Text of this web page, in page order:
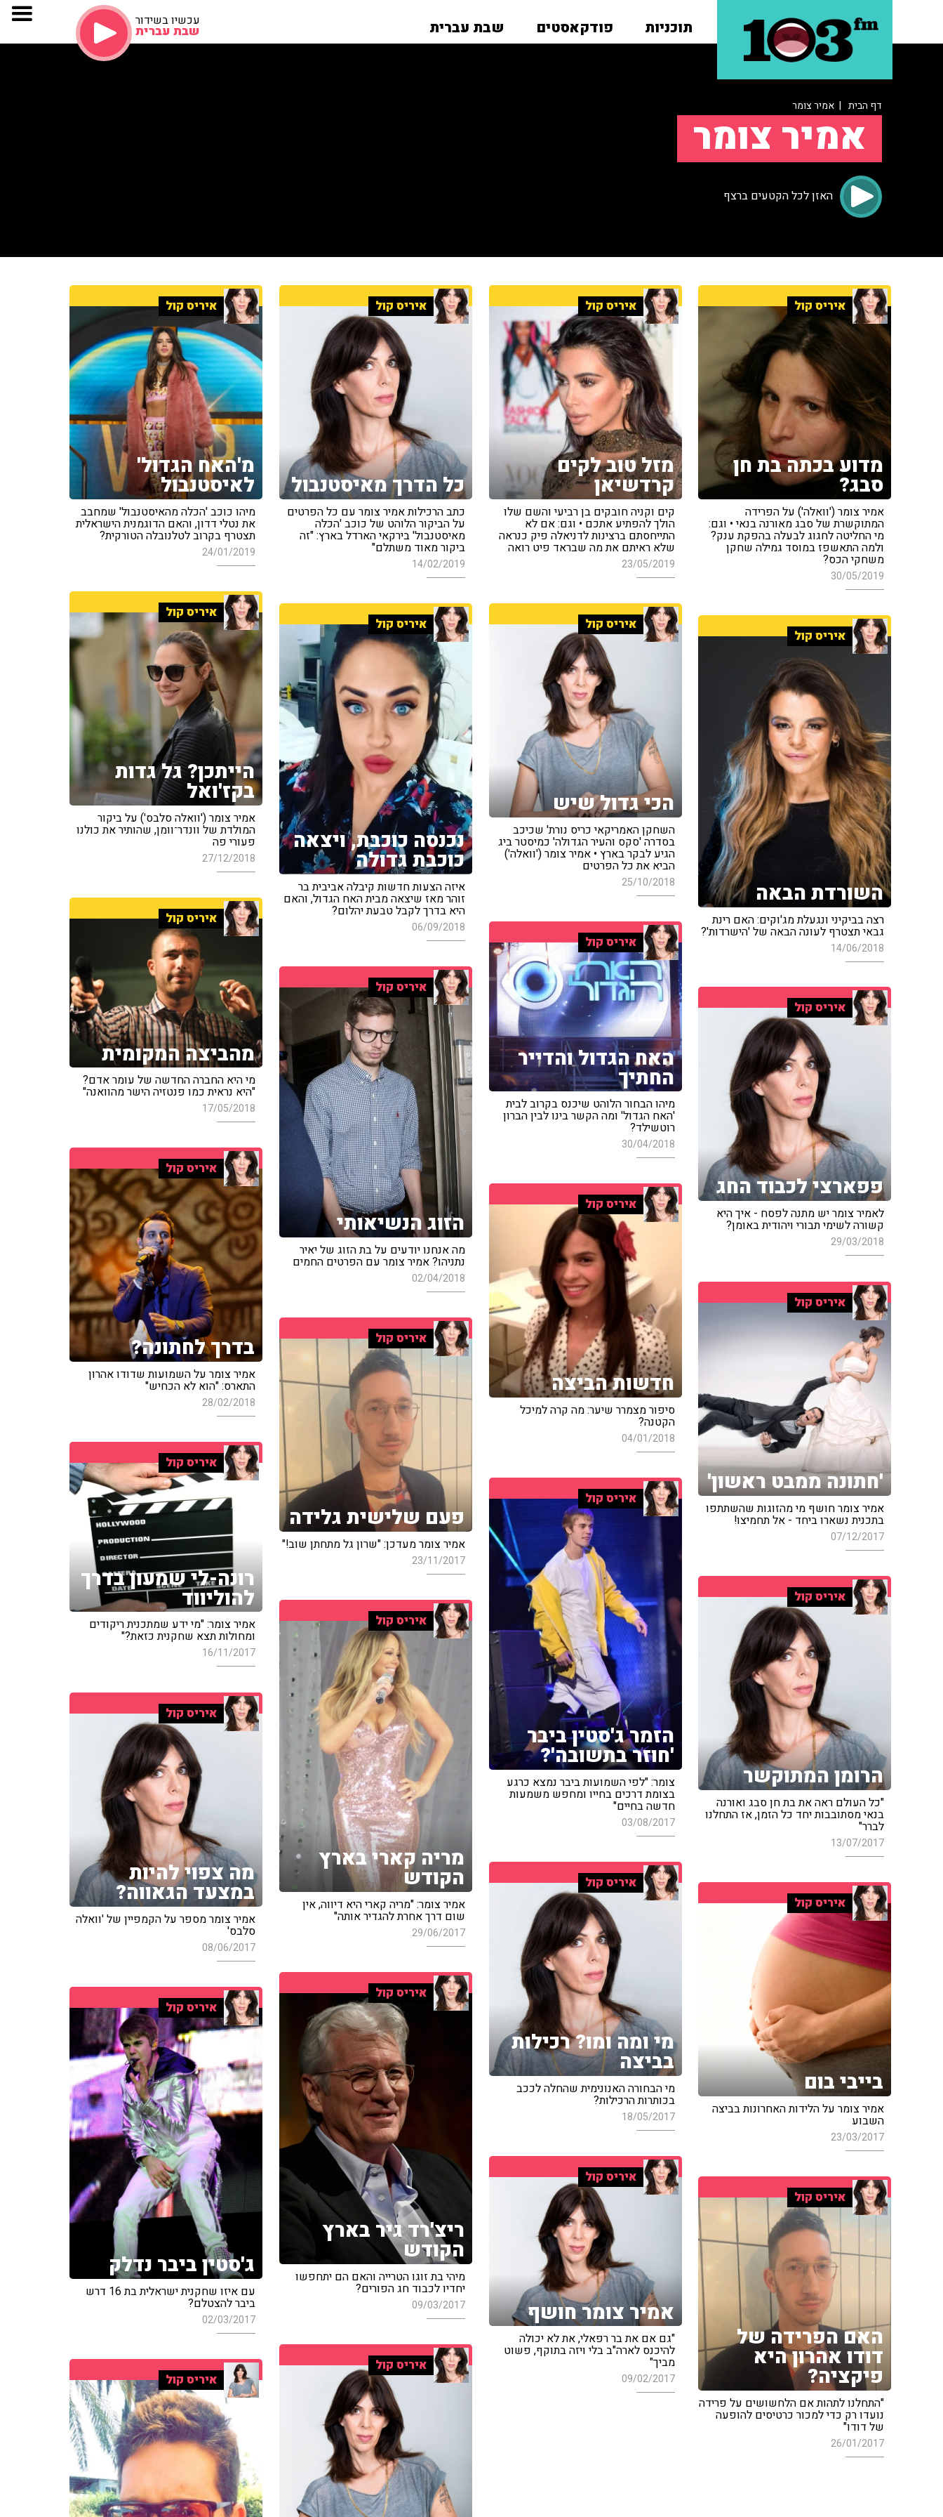
תוכניות פודקאסטים שבת עברית עכשיו בשידור
שבת עברית
דף הבית | אמיר צומר
אמיר צומר
האזן לכל הקטעים ברצף
איריס קול
מדוע בכתה בת חן
סבג?
אמיר צומר ('וואלה') על הפרידה
המתוקשרת של סבג מאורנה בנאי • וגם:
מי החליטה לחגוג לבעלה בהפקת ענק?
ולמה התאשפז במוסד גמילה שחקן
משחקי הכס?
30/05/2019
איריס קול
מזל טוב לקים
קרדשיאן
קים וקניה חובקים בן רביעי והשם שלו
הולך להפתיע אתכם • וגם: אם לא
התייחסתם ברצינות לדניאלה פיק כנראה
שלא ראיתם את מה שבראד פיט רואה
23/05/2019
איריס קול
כל הדרך מאיסטנבול
כתב הרכילות אמיר צומר עם כל הפרטים
על הביקור הלוהט של כוכב 'הכלה
מאיסטנבול' בירקאי הארדל בארץ: "זה
ביקור מאוד משתלם"
14/02/2019
איריס קול
מ'האח הגדול'
לאיסטנבול
מיהו כוכב 'הכלה מהאיסטנבול' שמחבב
את נטלי דדון, והאם הדוגמנית הישראלית
תצטרף בקרוב לטלנובלה הטורקית?
24/01/2019
איריס קול
הייתכן? גל גדות
בקז'ואל
אמיר צומר ('וואלה סלבס') על ביקור
המולדת של וונדר־וומן, שהותיר את כולנו
פעורי פה
27/12/2018
איריס קול
הכי גדול שיש
השחקן האמריקאי כריס נורת' שכיכב
בסדרה 'סקס והעיר הגדולה' כמיסטר ביג
הגיע לבקר בארץ • אמיר צומר ('וואלה')
הביא את כל הפרטים
25/10/2018
איריס קול
נכנסה כוכבת, ויצאה
כוכבת גדולה
איזה הצעות חדשות קיבלה אביבית בר
זוהר מאז שיצאה מבית האח הגדול, והאם
היא בדרך לקבל טבעת יהלום?
06/09/2018
איריס קול
השורדת הבאה
רצה בביקיני ונגעלת מג'וקים: האם רינת
גבאי תצטרף לעונה הבאה של 'הישרדות'?
14/06/2018
איריס קול
מהביצה המקומית
מי היא החברה החדשה של עומר אדם?
"היא נראית כמו פנטזיה הישר מהוואנה"
17/05/2018
איריס קול
האח הגדול והדייר
החתיך
מיהו הבחור הלוהט שיכנס בקרוב לבית
'האח הגדול' ומה הקשר בינו לבין הברון
רוטשילד?
30/04/2018
איריס קול
הזוג הנשיאותי
מה אנחנו יודעים על בת הזוג של יאיר
נתניהו? אמיר צומר עם הפרטים החמים
02/04/2018
איריס קול
פפארצי לכבוד החג
לאמיר צומר יש מתנה לפסח - איך היא
קשורה לשימי תבורי ויהודית באומן?
29/03/2018
איריס קול
בדרך לחתונה?
אמיר צומר על השמועות שדודו אהרון
התארס: "הוא לא הכחיש"
28/02/2018
איריס קול
חדשות הביצה
סיפור מצמרר שיער: מה קרה למיכל
הקטנה?
04/01/2018
איריס קול
'חתונה ממבט ראשון'
אמיר צומר חושף מי מהזוגות שהשתתפו
בתכנית נשארו ביחד - אל תחמיצו!
07/12/2017
איריס קול
פעם שלישית גלידה
אמיר צומר מעדכן: "שרון גל מתחתן שוב!"
23/11/2017
איריס קול
רונה-לי שמעון בדרך
להוליווד
אמיר צומר: "מי ידע שמתכנית ריקודים
ומחולות תצא שחקנית כזאת?"
16/11/2017
איריס קול
הזמר ג'סטין ביבר
'חוזר בתשובה'?
צומר: "לפי השמועות ביבר נמצא כרגע
בצומת דרכים בחייו ומחפש משמעות
חדשה בחיים"
03/08/2017
איריס קול
הרומן המתוקשר
"כל העולם ראה את בת חן סבג ואורנה
בנאי מסתובבות יחד כל הזמן, אז התחלנו
לברר"
13/07/2017
איריס קול
מריה קארי בארץ
הקודש
אמיר צומר: "מריה קארי היא דיווה, אין
שום דרך אחרת להגדיר אותה"
29/06/2017
איריס קול
מה צפוי להיות
במצעד הגאווה?
אמיר צומר מספר על הקמפיין של 'וואלה
סלבס'
08/06/2017
איריס קול
מי ומה ומו? רכילות
בביצה
מי הבחורה האנונימית שהחלה לככב
בכותרות הרכילות?
18/05/2017
איריס קול
בייבי בום
אמיר צומר על הלידות האחרונות בביצה
השבוע
23/03/2017
איריס קול
ריצ'רד גיר בארץ
הקודש
מיהי בת זוגו הטרייה והאם הם יתחפשו
יחדיו לכבוד חג הפורים?
09/03/2017
איריס קול
ג'סטין ביבר נדלק
עם איזו שחקנית ישראלית בת 16 דרש
ביבר להצטלם?
02/03/2017
איריס קול
אמיר צומר חושף
"גם אם את בר רפאלי, את לא יכולה
להיכנס לארה"ב בלי ויזה בתוקף, פשוט
מביך"
09/02/2017
איריס קול
האם הפרידה של
דודו אהרון היא
פיקציה?
"התחלנו לתהות אם הלחשושים על פרידה
נועדו רק כדי למכור כרטיסים להופעה
של דודו"
26/01/2017
איריס קול
איריס קול